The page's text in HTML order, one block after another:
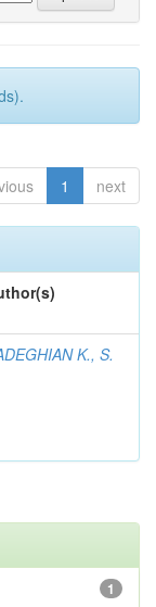
1 next
K., S.
1